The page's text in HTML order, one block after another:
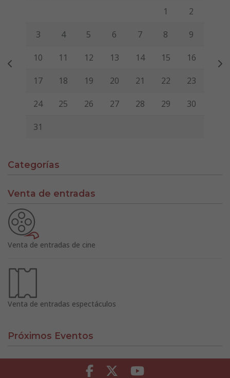
Viernes Sábado
1 2
3 4 5 6 7 8 9
10 11 12 13 14 15 16
17 18 19 20 21 22 23
24 25 26 27 28 29 30
31
Categorías
Venta de entradas
Venta de entradas de cine
Venta de entradas espectáculos
Próximos Eventos
Facebook Twitter Youtube